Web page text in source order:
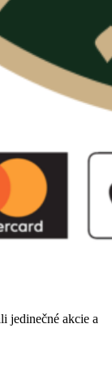
jedinečné akcie a